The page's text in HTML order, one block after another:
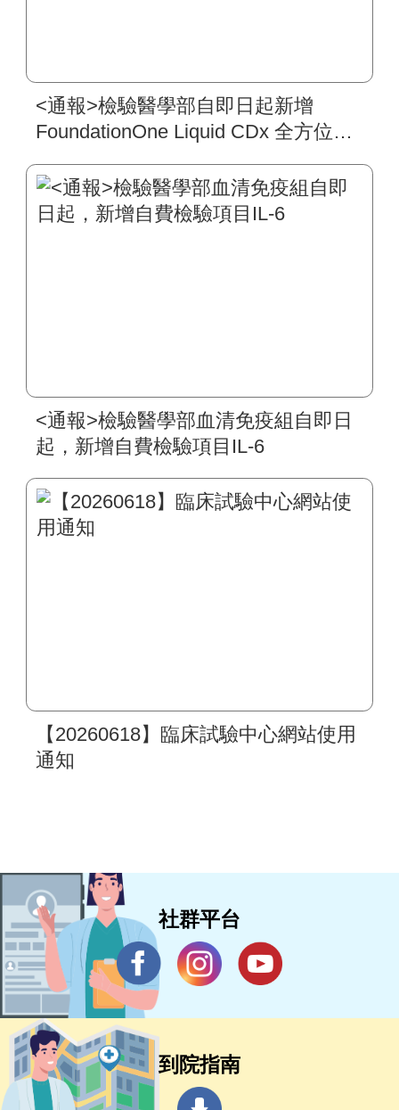
<通報>檢驗醫學部自即日起新增
FoundationOne Liquid CDx 全方位癌
<通報>檢驗醫學部血清免疫組自即日
起，新增自費檢驗項目IL-6
【20260618】臨床試驗中心網站使用
通知
社群平台
到院指南